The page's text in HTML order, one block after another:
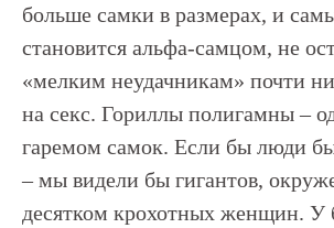
больше самки в размерах, и
становится альфа-самцом, не
«мелким неудачникам» почти
на секс. Гориллы полигамны –
гаремом самок. Если бы люди
– мы видели бы гигантов,
десятком крохотных женщин. У